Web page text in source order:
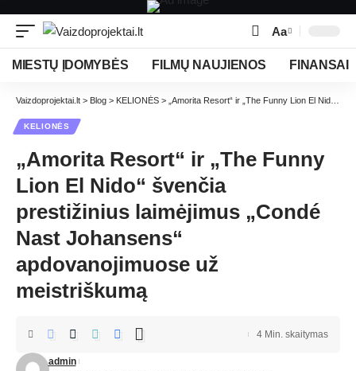
Aa
MIESTŲ ĮDOMYBĖS FILMŲ NAUJIENOS FINANSAI
Vaizdoprojektai.lt > Blog > KELIONĖS > „Amorita Resort“ ir „The Funny Lion El Nido“ švenčia prestižinius laimėjimus „Condé Nast Johansens“ apdovanojimuose už meistriškumą
KELIONĖS
„Amorita Resort“ ir „The Funny
Lion El Nido“ švenčia
prestižinius laimėjimus „Condé
Nast Johansens“
apdovanojimuose už
meistriškumą
admin
4 Min. skaitymas